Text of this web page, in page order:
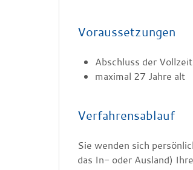
Voraussetzungen
Abschluss der
maximal 27 Jahre alt
Verfahrensablauf
Sie wenden sich
das In- oder Ausland)